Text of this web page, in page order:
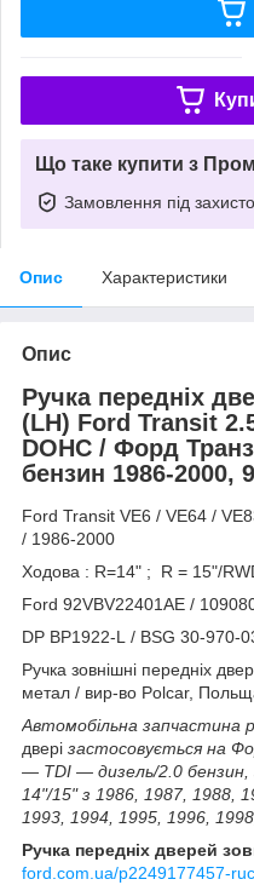
Що таке купити з
Замовлення під
Опис Характеристики
Опис
Ручка передніх
(LH) Ford Transit
DOHC / Форд
бензин 1986-2000,
Ford Transit VE6 / VE64 /
/ 1986-2000
Ходова : R=14" ; R = 15"/
Ford 92VBV22401AE /
DP BP1922-L / BSG 30-970-
Ручка зовнішні передніх
метал / вир-во Polcar,
Автомобільна запчастина р
двері застосовується на
— TDI — дизель/2.0 бензин,
14"/15" з 1986, 1987, 1988,
1993, 1994, 1995, 1996,
Ручка передніх дверей
ford.com.ua/p2249177457-